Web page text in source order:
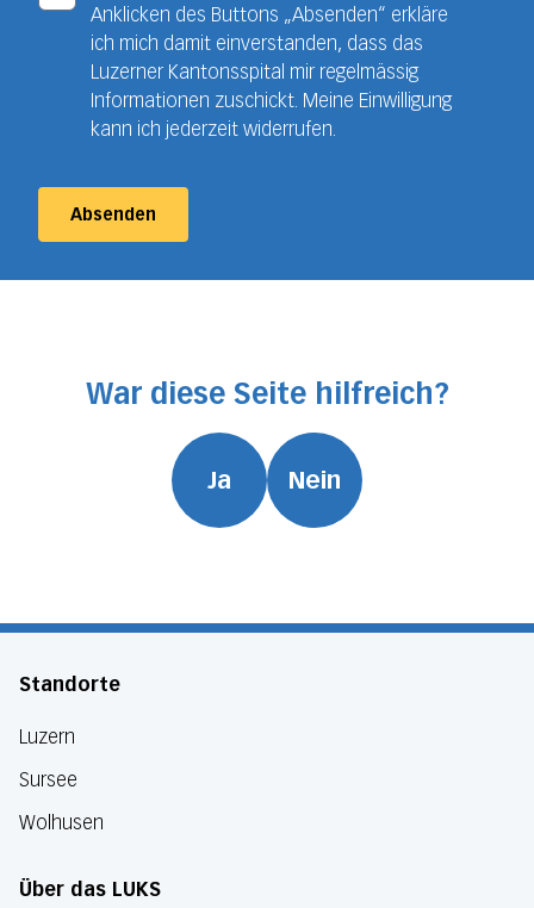
Anklicken des Buttons „Absenden“ erkläre
ich mich damit einverstanden, dass das
Luzerner Kantonsspital mir regelmässig
Informationen zuschickt. Meine Einwilligung
kann ich jederzeit widerrufen.
Absenden
War diese Seite hilfreich?
Ja Nein
Standorte
Luzern
Sursee
Wolhusen
Über das LUKS